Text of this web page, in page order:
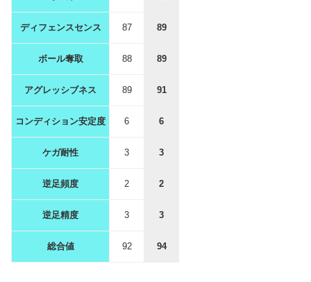
ディフェンスセンス 87 89
ボール奪取 88 89
アグレッシブネス 89 91
コンディション安定度 6 6
ケガ耐性 3 3
逆足頻度 2 2
逆足精度 3 3
総合値 92 94